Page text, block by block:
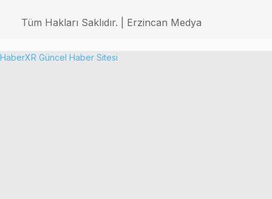
Tüm Hakları Saklıdır. | Erzincan Medya
HaberXR Güncel Haber Sitesi